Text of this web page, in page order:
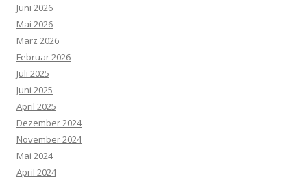
Juni 2026
Mai 2026
März 2026
Februar 2026
Juli 2025
Juni 2025
April 2025
Dezember 2024
November 2024
Mai 2024
April 2024